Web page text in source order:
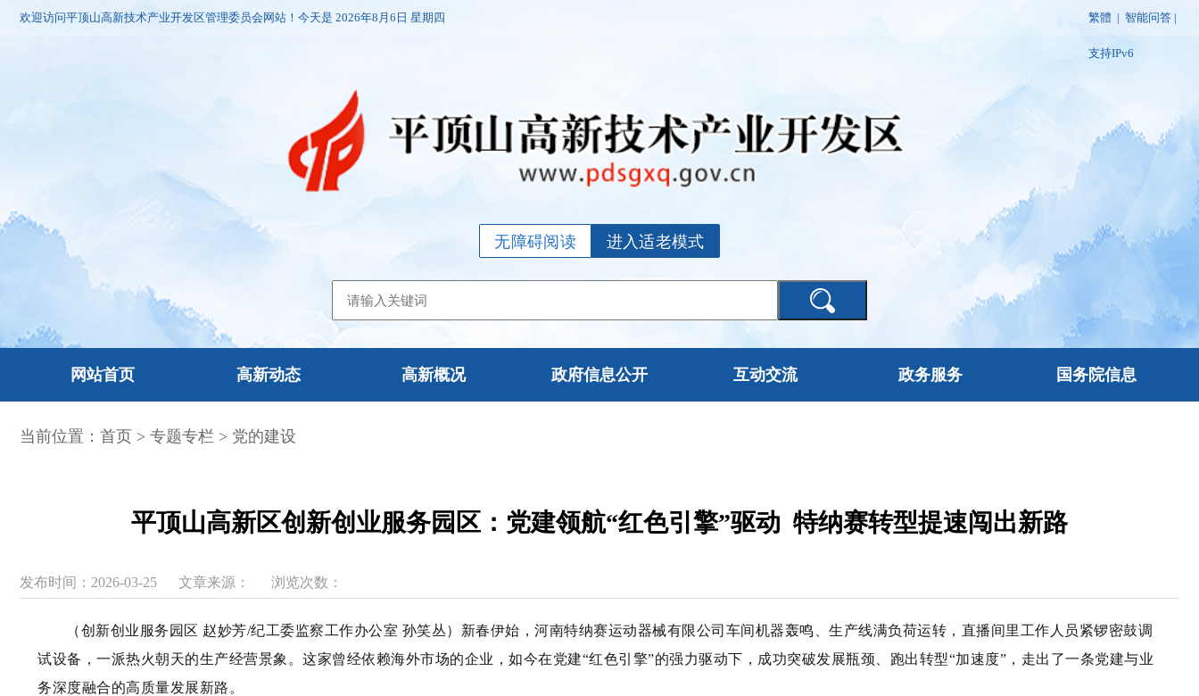
欢迎访问平顶山高新技术产业开发区管理委员会网站！今天是 2026年8月6日 星期四 繁體 | 智能问答 |
支持IPv6
进入适老模式
无障碍阅读
网站首页 高新动态 高新概况 政府信息公开 互动交流 政务服务 国务院信息
当前位置： 首页 > 专题专栏 > 党的建设
平顶山高新区创新创业服务园区：党建领航“红色引擎”驱动 特纳赛转型提速闯出新路
发布时间：2026-03-25 文章来源： 浏览次数：
（创新创业服务园区 赵妙芳/纪工委监察工作办公室 孙笑丛）新春伊始，河南特纳赛运动器械有限公司车间机器轰鸣、生产线满负荷运转，直播间里工作人员紧锣密鼓调
试设备，一派热火朝天的生产经营景象。这家曾经依赖海外市场的企业，如今在党建“红色引擎”的强力驱动下，成功突破发展瓶颈、跑出转型“加速度”，走出了一条党建与业
务深度融合的高质量发展新路。